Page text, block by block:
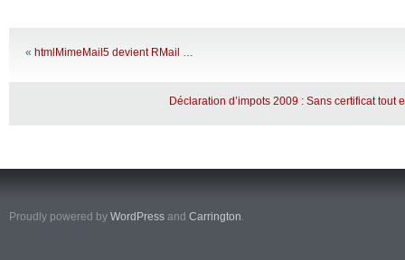
« htmlMimeMail5 devient RMail …
Déclaration d’impots 2009 : Sans certificat tout
Proudly powered by WordPress and Carrington.